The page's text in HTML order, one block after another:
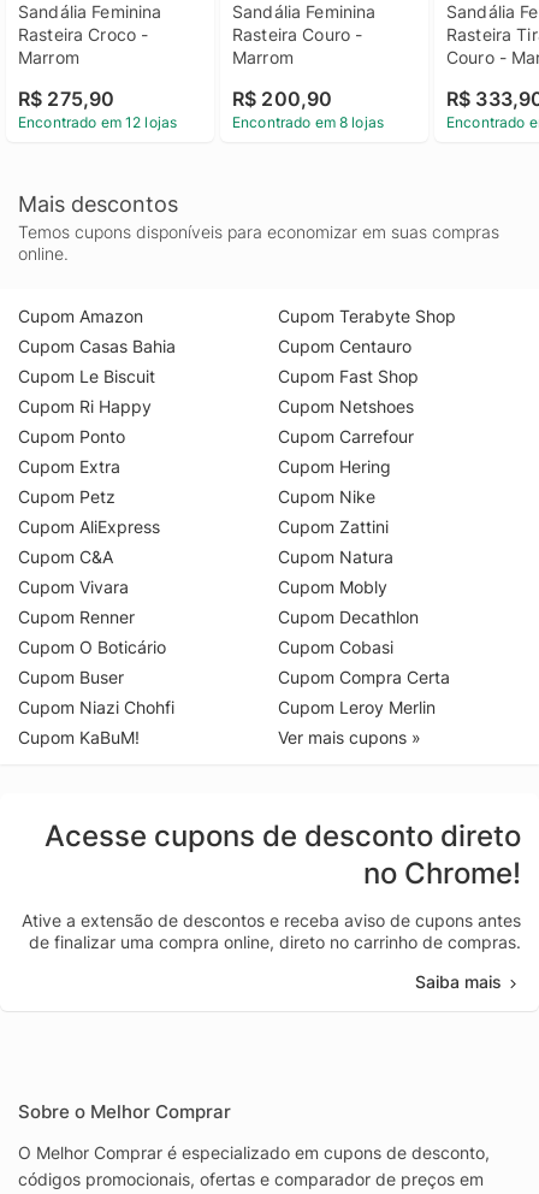
Sandália Feminina
Rasteira Croco -
Marrom
R$ 275,90
Encontrado em 12 lojas
Sandália Feminina
Rasteira Couro -
Marrom
R$ 200,90
Encontrado em 8 lojas
Sandália
Rasteira
Couro -
R$
Encontrado
Mais descontos
Temos cupons disponíveis para economizar em suas compras
online.
Cupom Amazon
Cupom Casas Bahia
Cupom Le Biscuit
Cupom Ri Happy
Cupom Ponto
Cupom Extra
Cupom Petz
Cupom AliExpress
Cupom C&A
Cupom Vivara
Cupom Renner
Cupom O Boticário
Cupom Buser
Cupom Niazi Chohfi
Cupom KaBuM!
Cupom Terabyte Shop
Cupom Centauro
Cupom Fast Shop
Cupom Netshoes
Cupom Carrefour
Cupom Hering
Cupom Nike
Cupom Zattini
Cupom Natura
Cupom Mobly
Cupom Decathlon
Cupom Cobasi
Cupom Compra Certa
Cupom Leroy Merlin
Ver mais cupons »
Acesse cupons de desconto direto
no Chrome!
Ative a extensão de descontos e receba aviso de cupons antes
de finalizar uma compra online, direto no carrinho de compras.
Saiba mais
Sobre o Melhor Comprar
O Melhor Comprar é especializado em cupons de desconto,
códigos promocionais, ofertas e comparador de preços em